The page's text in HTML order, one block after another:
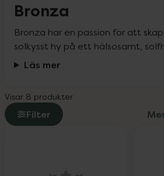
Bronza
Bronza har en passion för att
solkysst hy på ett hälsosamt,
Läs mer
Visar 8 produkter
Filter